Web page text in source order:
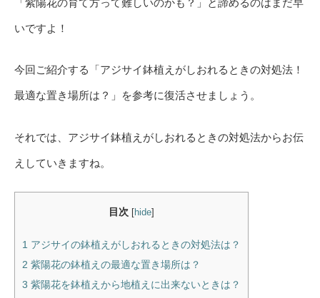
いですよ！
今回ご紹介する「アジサイ鉢植えがしおれるときの対処法！
最適な置き場所は？」を参考に復活させましょう。
それでは、アジサイ鉢植えがしおれるときの対処法からお伝
えしていきますね。
目次 [hide]
1 アジサイの鉢植えがしおれるときの対処法は？
2 紫陽花の鉢植えの最適な置き場所は？
3 紫陽花を鉢植えから地植えに出来ないときは？